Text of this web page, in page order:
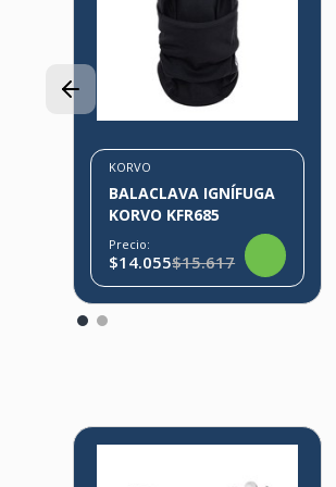
KORVO
BALACLAVA IGNÍFUGA
KORVO KFR685
Precio:
$14.055$15.617